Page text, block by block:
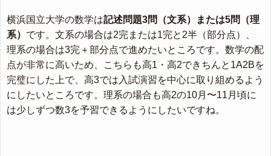
横浜国立大学の数学は記述問題3問（文系）または5問（理
系） です。文系の場合は2完または1完と2半（部分点）、
理系の場合は3完＋部分点で進めたいところです。数学の配
点が非常に高いため、こちらも高1・高2できちんと1A2Bを
完璧にした上で、高3では入試演習を中心に取り組めるよう
にしたいところです。理系の場合も高2の10月〜11月頃に
は少しずつ数3を予習できるようにしたいですね。